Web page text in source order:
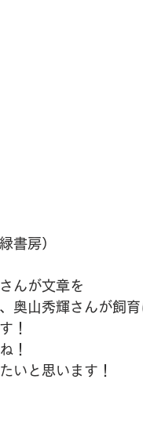
書房）
んが文章を
奥山秀輝さんが飼
！
！
いと思います！